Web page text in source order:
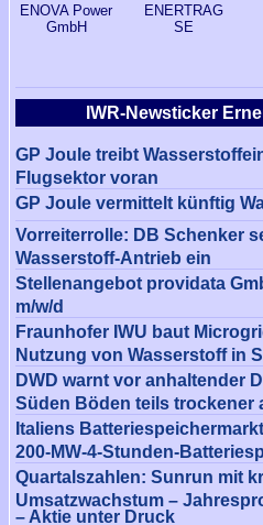
IWR-Newsticker
GP Joule treibt
Flugsektor voran
GP Joule vermittelt künftig
Vorreiterrolle: DB Schenker
Wasserstoff-Antrieb ein
Stellenangebot providata
m/w/d
Fraunhofer IWU baut
Nutzung von Wasserstoff in
DWD warnt vor anhaltender
Süden Böden teils trockener
Italiens
200-MW-4-Stunden-
Quartalszahlen: Sunrun mit
Umsatzwachstum –
– Aktie unter Druck
ENOVA Power
GmbH
ENERTRAG
SE